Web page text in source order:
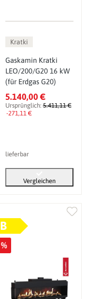
Kratki
Gaskamin Kratki
LEO/200/G20 16 kW
(für Erdgas G20)
5.140,00 €
Ursprünglich:5.411,11 €
-271,11 €
lieferbar
Vergleichen
B
%